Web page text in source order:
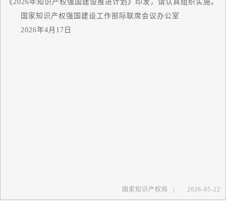
《2026年知识产权强国建设推进计划 》印发，请认真组织实施。
国家知识产权强国建设工作部际联席会议办公室
2026年4月17日
国家知识产权局 2026-05-22